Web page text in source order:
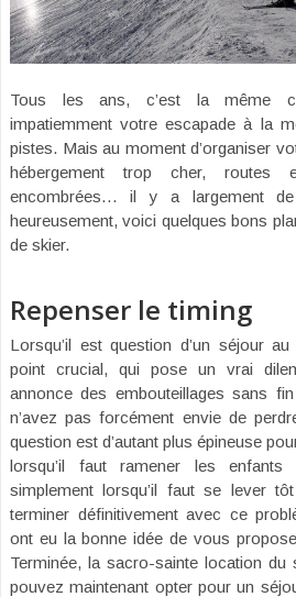
Tous les ans, c’est la même
impatiemment votre escapade à la
pistes. Mais au moment d’organiser
hébergement trop cher, routes
encombrées… il y a largement
heureusement, voici quelques bons
de skier.
Repenser le timing
Lorsqu’il est question d’un séjour
point crucial, qui pose un vrai
annonce des embouteillages sans
n’avez pas forcément envie de
question est d’autant plus épineuse
lorsqu’il faut ramener les
simplement lorsqu’il faut se lever
terminer définitivement avec ce
ont eu la bonne idée de vous
Terminée, la sacro-sainte location
pouvez maintenant opter pour un